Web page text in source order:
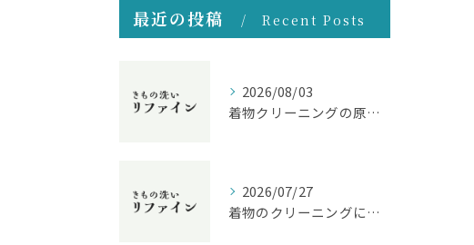
最近の投稿 Recent Posts
2026/08/03
着物クリーニングの原則と長く美しさを保つための実践ガイド
2026/07/27
着物のクリーニングによる生地や風合いの変化と長く美しく保つコツ